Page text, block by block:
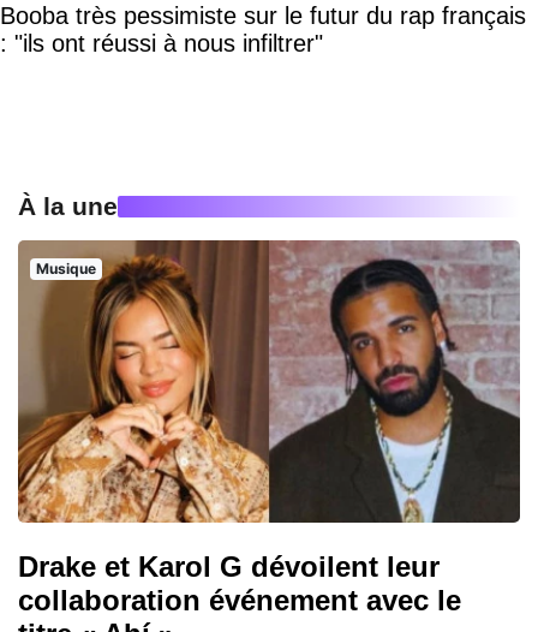
Booba très pessimiste sur le futur du rap français
: "ils ont réussi à nous infiltrer"
À la une
Musique
Drake et Karol G dévoilent leur
collaboration événement avec le